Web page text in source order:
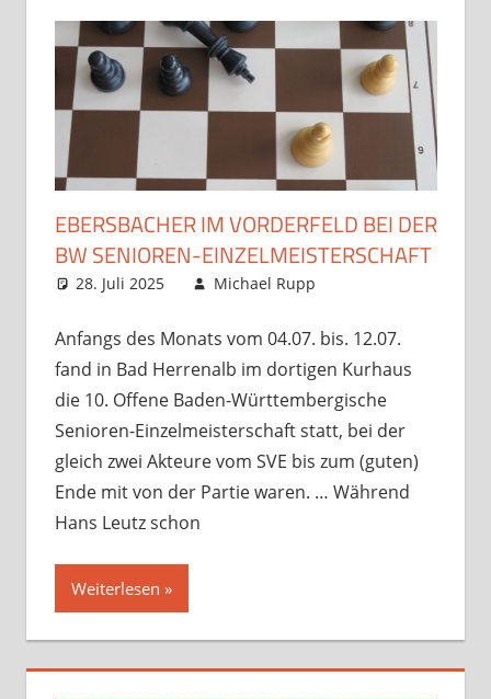
EBERSBACHER IM VORDERFELD BEI DER
BW SENIOREN-EINZELMEISTERSCHAFT
28. Juli 2025 Michael Rupp
Startseite
Anfangs des Monats vom 04.07. bis. 12.07.
fand in Bad Herrenalb im dortigen Kurhaus
die 10. Offene Baden-Württembergische
Senioren-Einzelmeisterschaft statt, bei der
gleich zwei Akteure vom SVE bis zum (guten)
Ende mit von der Partie waren. … Während
Hans Leutz schon
Weiterlesen